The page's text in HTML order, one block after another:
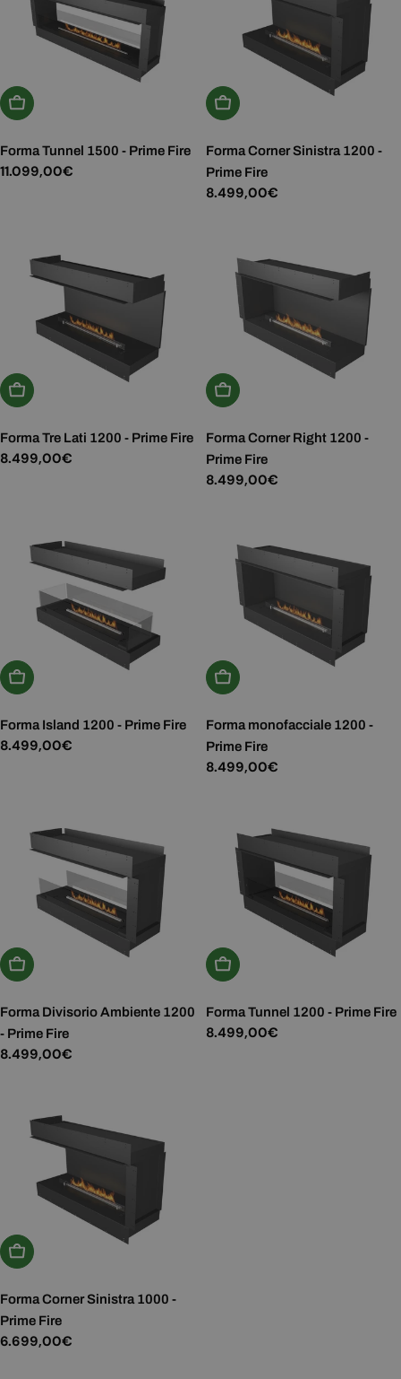
Aggiungi Al Carrello
Forma Tunnel 1500 - Prime Fire
Prezzo
11.099,00€
Aggiungi Al Carrello
Forma Corner Sinistra 1200 -
Prime Fire
Prezzo
8.499,00€
Aggiungi Al Carrello
Forma Tre Lati 1200 - Prime Fire
Prezzo
8.499,00€
Aggiungi Al Carrello
Forma Corner Right 1200 -
Prime Fire
Prezzo
8.499,00€
Aggiungi Al Carrello
Forma Island 1200 - Prime Fire
Prezzo
8.499,00€
Aggiungi Al Carrello
Forma monofacciale 1200 -
Prime Fire
Prezzo
8.499,00€
Aggiungi Al Carrello
Forma Divisorio Ambiente 1200
- Prime Fire
Prezzo
8.499,00€
Aggiungi Al Carrello
Forma Tunnel 1200 - Prime Fire
Prezzo
8.499,00€
Aggiungi Al Carrello
Forma Corner Sinistra 1000 -
Prime Fire
Prezzo
6.699,00€